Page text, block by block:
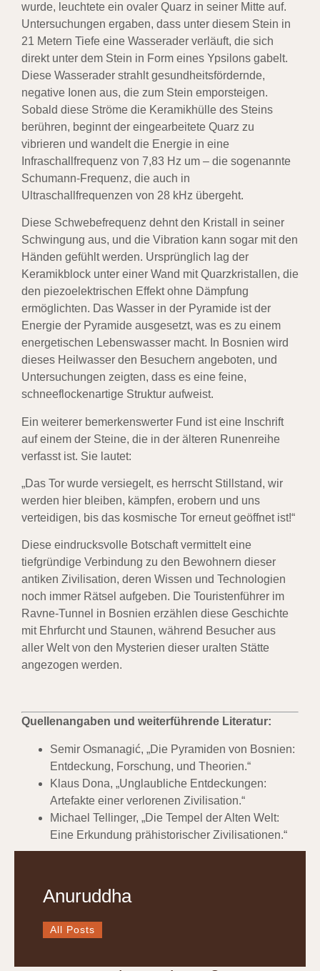
wurde, leuchtete ein ovaler Quarz in seiner Mitte auf.
Untersuchungen ergaben, dass unter diesem Stein in
21 Metern Tiefe eine Wasserader verläuft, die sich
direkt unter dem Stein in Form eines Ypsilons gabelt.
Diese Wasserader strahlt gesundheitsfördernde,
negative Ionen aus, die zum Stein emporsteigen.
Sobald diese Ströme die Keramikhülle des Steins
berühren, beginnt der eingearbeitete Quarz zu
vibrieren und wandelt die Energie in eine
Infraschallfrequenz von 7,83 Hz um – die sogenannte
Schumann-Frequenz, die auch in
Ultraschallfrequenzen von 28 kHz übergeht.
Diese Schwebefrequenz dehnt den Kristall in seiner
Schwingung aus, und die Vibration kann sogar mit den
Händen gefühlt werden. Ursprünglich lag der
Keramikblock unter einer Wand mit Quarzkristallen, die
den piezoelektrischen Effekt ohne Dämpfung
ermöglichten. Das Wasser in der Pyramide ist der
Energie der Pyramide ausgesetzt, was es zu einem
energetischen Lebenswasser macht. In Bosnien wird
dieses Heilwasser den Besuchern angeboten, und
Untersuchungen zeigten, dass es eine feine,
schneeflockenartige Struktur aufweist.
Ein weiterer bemerkenswerter Fund ist eine Inschrift
auf einem der Steine, die in der älteren Runenreihe
verfasst ist. Sie lautet:
„Das Tor wurde versiegelt, es herrscht Stillstand, wir
werden hier bleiben, kämpfen, erobern und uns
verteidigen, bis das kosmische Tor erneut geöffnet ist!“
Diese eindrucksvolle Botschaft vermittelt eine
tiefgründige Verbindung zu den Bewohnern dieser
antiken Zivilisation, deren Wissen und Technologien
noch immer Rätsel aufgeben. Die Touristenführer im
Ravne-Tunnel in Bosnien erzählen diese Geschichte
mit Ehrfurcht und Staunen, während Besucher aus
aller Welt von den Mysterien dieser uralten Stätte
angezogen werden.
Quellenangaben und weiterführende Literatur:
Semir Osmanagić, „Die Pyramiden von Bosnien:
Entdeckung, Forschung, und Theorien.“
Klaus Dona, „Unglaubliche Entdeckungen:
Artefakte einer verlorenen Zivilisation.“
Michael Tellinger, „Die Tempel der Alten Welt:
Eine Erkundung prähistorischer Zivilisationen.“
Anuruddha
All Posts